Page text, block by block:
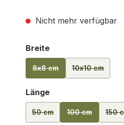
Nicht mehr verfügbar
Breiteauswählen
8x8 cm
(Diese Option ist zurzeit
10x10 cm
(Diese
Längeauswählen
50 cm
(Diese Option ist zurzeit
100 cm
(Diese Option
150